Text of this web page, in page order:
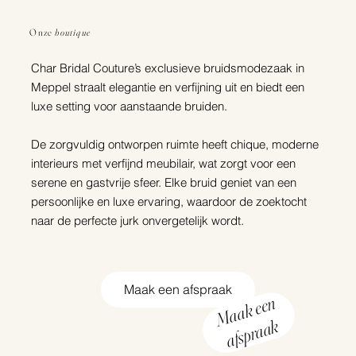
Onzeboutique
Char Bridal Couture’s exclusieve bruidsmodezaak in
Meppel straalt elegantie en verfijning uit en biedt een
luxe setting voor aanstaande bruiden.
De zorgvuldig ontworpen ruimte heeft chique, moderne
interieurs met verfijnd meubilair, wat zorgt voor een
serene en gastvrije sfeer. Elke bruid geniet van een
persoonlijke en luxe ervaring, waardoor de zoektocht
naar de perfecte jurk onvergetelijk wordt.
Maak een afspraak
M
a
a
k
e
e
n
af
s
p
r
a
a
k